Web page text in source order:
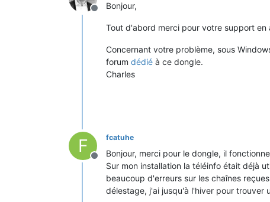
Offline
Bonjour,
Tout d'abord merci pour votre support en
Concernant votre problème, sous
forum dédié à ce dongle.
Charles
F
Offline
fcatuhe
Bonjour, merci pour le dongle, il
Sur mon installation la téléinfo était déjà
beaucoup d'erreurs sur les chaînes
délestage, j'ai jusqu'à l'hiver pour trouver